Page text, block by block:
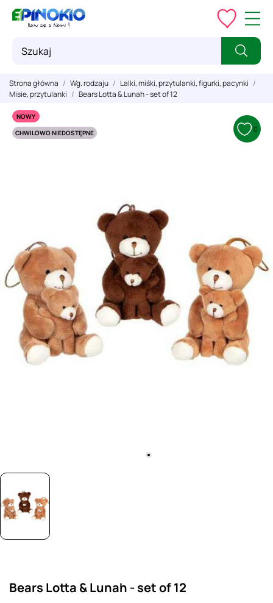
Strona główna Wg. rodzaju
Lalki, miśki, przytulanki, figurki, pacynki
Misie, przytulanki
Bears Lotta & Lunah - set of 12
NOWY
CHWILOWO NIEDOSTĘPNE
0
Bears Lotta & Lunah - set of 12